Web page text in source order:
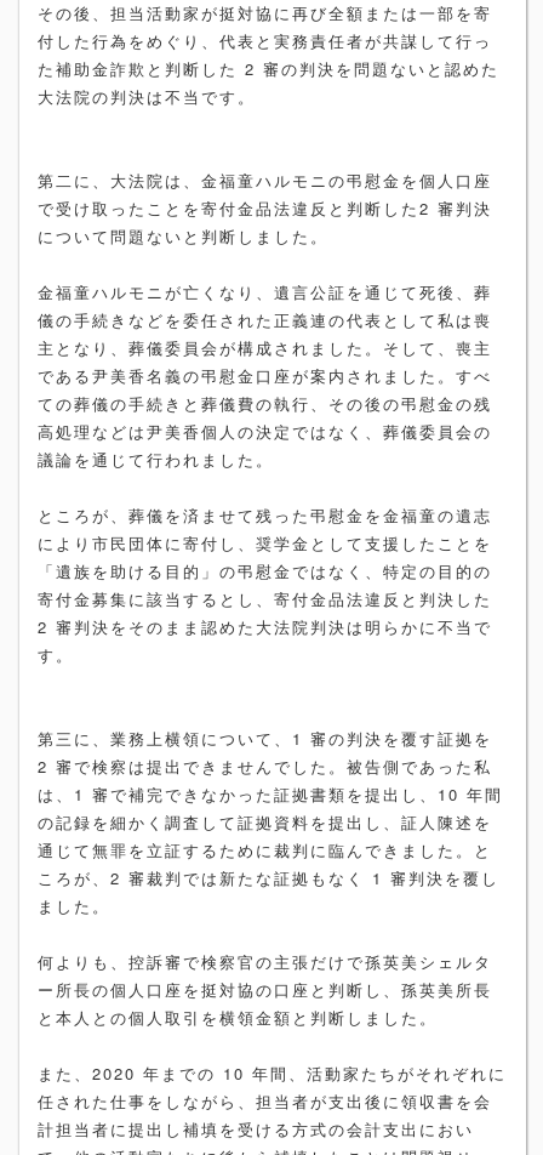
その後、担当活動家が挺対協に再び全額または一部を寄
付した行為をめぐり、代表と実務責任者が共謀して行っ
た補助金詐欺と判断した 2 審の判決を問題ないと認めた
大法院の判決は不当です。
第二に、大法院は、金福童ハルモニの弔慰金を個人口座
で受け取ったことを寄付金品法違反と判断した2 審判決
について問題ないと判断しました。
金福童ハルモニが亡くなり、遺言公証を通じて死後、葬
儀の手続きなどを委任された正義連の代表として私は喪
主となり、葬儀委員会が構成されました。そして、喪主
である尹美香名義の弔慰金口座が案内されました。すべ
ての葬儀の手続きと葬儀費の執行、その後の弔慰金の残
高処理などは尹美香個人の決定ではなく、葬儀委員会の
議論を通じて行われました。
ところが、葬儀を済ませて残った弔慰金を金福童の遺志
により市民団体に寄付し、奨学金として支援したことを
「遺族を助ける目的」の弔慰金ではなく、特定の目的の
寄付金募集に該当するとし、寄付金品法違反と判決した
2 審判決をそのまま認めた大法院判決は明らかに不当で
す。
第三に、業務上横領について、1 審の判決を覆す証拠を
2 審で検察は提出できませんでした。被告側であった私
は、1 審で補完できなかった証拠書類を提出し、10 年間
の記録を細かく調査して証拠資料を提出し、証人陳述を
通じて無罪を立証するために裁判に臨んできました。と
ころが、2 審裁判では新たな証拠もなく 1 審判決を覆し
ました。
何よりも、控訴審で検察官の主張だけで孫英美シェルタ
ー所長の個人口座を挺対協の口座と判断し、孫英美所長
と本人との個人取引を横領金額と判断しました。
また、2020 年までの 10 年間、活動家たちがそれぞれに
任された仕事をしながら、担当者が支出後に領収書を会
計担当者に提出し補填を受ける方式の会計支出におい